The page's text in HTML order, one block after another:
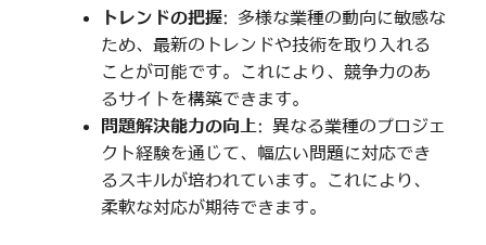
トレンドの把握: 多様な業種の動向に敏感な
ため、最新のトレンドや技術を取り入れる
ことが可能です。これにより、競争力のあ
るサイトを構築できます。
問題解決能力の向上: 異なる業種のプロジェ
クト経験を通じて、幅広い問題に対応でき
るスキルが培われています。これにより、
柔軟な対応が期待できます。